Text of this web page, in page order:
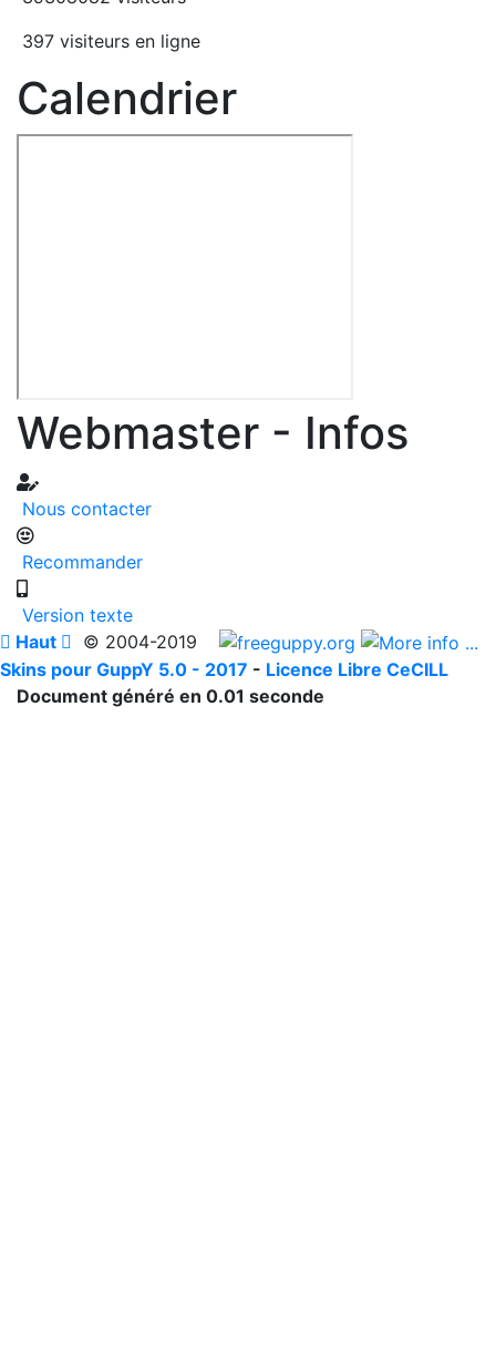
397 visiteurs en ligne
Calendrier
Webmaster - Infos
Nous contacter
Recommander
Version texte
 Haut  © 2004-2019
Skins pour GuppY 5.0 - 2017 - Licence Libre CeCILL
Document généré en 0.01 seconde